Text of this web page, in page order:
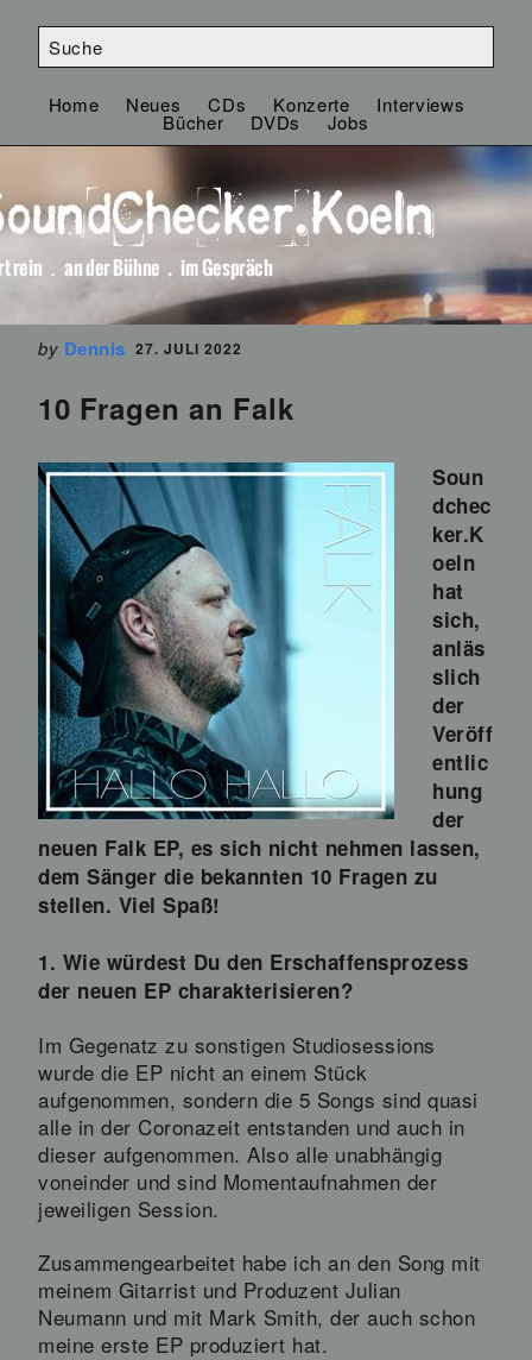
Home Neues CDs Konzerte Interviews
Bücher DVDs Jobs
by Dennis 27. JULI 2022
10 Fragen an Falk
Soun
dchec
ker.K
oeln
hat
sich,
anläs
slich
der
Veröff
entlic
hung
der
neuen Falk EP, es sich nicht nehmen lassen,
dem Sänger die bekannten 10 Fragen zu
stellen. Viel Spaß!
1. Wie würdest Du den Erschaffensprozess
der neuen EP charakterisieren?
Im Gegenatz zu sonstigen Studiosessions
wurde die EP nicht an einem Stück
aufgenommen, sondern die 5 Songs sind quasi
alle in der Coronazeit entstanden und auch in
dieser aufgenommen. Also alle unabhängig
voneinder und sind Momentaufnahmen der
jeweiligen Session.
Zusammengearbeitet habe ich an den Song mit
meinem Gitarrist und Produzent Julian
Neumann und mit Mark Smith, der auch schon
meine erste EP produziert hat.